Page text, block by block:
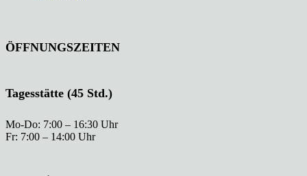
ÖFFNUNGSZEITEN
Tagesstätte (45 Std.)
Mo-Do: 7:00 – 16:30 Uhr
Fr: 7:00 – 14:00 Uhr